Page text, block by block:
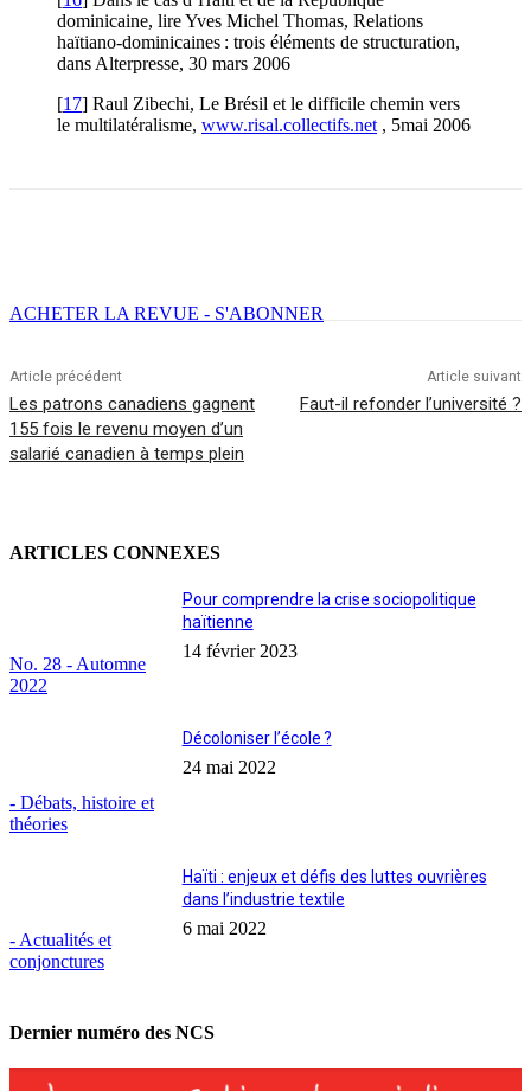
dominicaine, lire Yves Michel Thomas, Relations
haïtiano-dominicaines : trois éléments de structuration,
dans Alterpresse, 30 mars 2006
[17] Raul Zibechi, Le Brésil et le difficile chemin vers
le multilatéralisme, www.risal.collectifs.net , 5mai 2006
ACHETER LA REVUE - S'ABONNER
Article précédent
Les patrons canadiens gagnent
155 fois le revenu moyen d’un
salarié canadien à temps plein
Article suivant
Faut-il refonder l’université ?
ARTICLES CONNEXES
No. 28 - Automne
2022
Pour comprendre la crise sociopolitique
haïtienne
14 février 2023
- Débats, histoire et
théories
Décoloniser l’école ?
24 mai 2022
- Actualités et
conjonctures
Haïti : enjeux et défis des luttes ouvrières
dans l’industrie textile
6 mai 2022
Dernier numéro des NCS